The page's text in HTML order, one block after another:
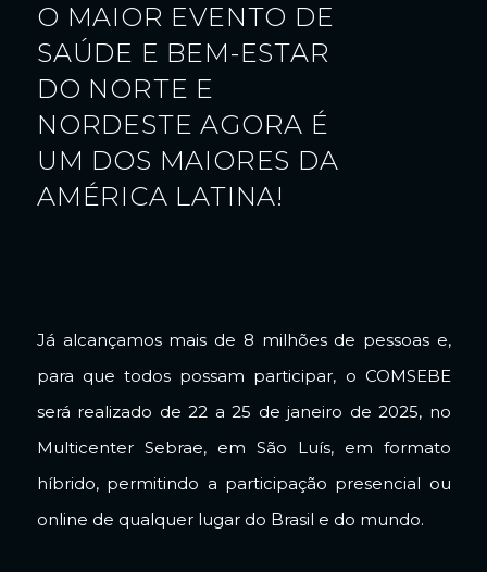
O MAIOR EVENTO DE
SAÚDE E BEM-ESTAR
DO NORTE E
NORDESTE AGORA É
UM DOS MAIORES DA
AMÉRICA LATINA!
Já alcançamos mais de 8 milhões de pessoas e,
para que todos possam participar, o COMSEBE
será realizado de 22 a 25 de janeiro de 2025, no
Multicenter Sebrae, em São Luís, em formato
híbrido, permitindo a participação presencial ou
online de qualquer lugar do Brasil e do mundo.